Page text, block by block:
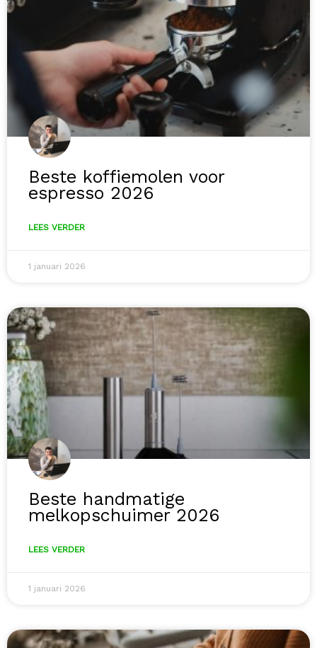
Beste koffiemolen voor
espresso 2026
LEES VERDER
1 januari 2026
Beste handmatige
melkopschuimer 2026
LEES VERDER
1 januari 2026